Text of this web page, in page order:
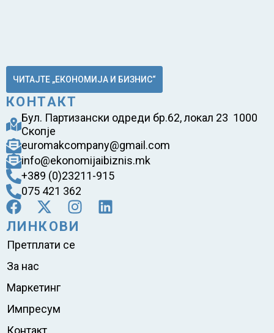
ЧИТАЈТЕ „ЕКОНОМИЈА И БИЗНИС“
КОНТАКТ
Бул. Партизански одреди бр.62, локал 23 1000
Скопје
euromakcompany@gmail.com
info@ekonomijaibiznis.mk
+389 (0)23211-915
075 421 362
ЛИНКОВИ
Претплати се
За нас
Маркетинг
Импресум
Контакт